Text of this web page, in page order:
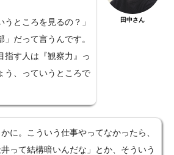
うところを見るの？」
だって言うんです。
指す人は『観察力』っ
う、っていうところで
田中さん
に。こういう仕事やってなかったら、
井って結構暗いんだな」とか、そういう